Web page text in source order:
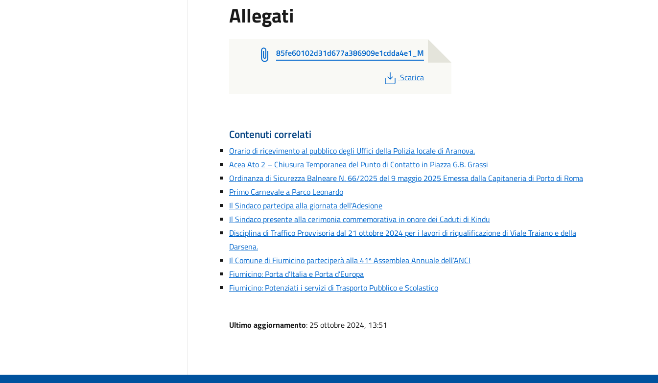
Allegati
85fe60102d31d677a386909e1cdda4e1_M
PDF
Scarica
Contenuti correlati
Orario di ricevimento al pubblico degli Uffici della Polizia locale di Aranova.
Acea Ato 2 – Chiusura Temporanea del Punto di Contatto in Piazza G.B. Grassi
Ordinanza di Sicurezza Balneare N. 66/2025 del 9 maggio 2025 Emessa dalla Capitaneria di Porto di Roma
Primo Carnevale a Parco Leonardo
Il Sindaco partecipa alla giornata dell'Adesione
Il Sindaco presente alla cerimonia commemorativa in onore dei Caduti di Kindu
Disciplina di Traffico Provvisoria dal 21 ottobre 2024 per i lavori di riqualificazione di Viale Traiano e della
Darsena.
Il Comune di Fiumicino parteciperà alla 41ª Assemblea Annuale dell’ANCI
Fiumicino: Porta d’Italia e Porta d’Europa
Fiumicino: Potenziati i servizi di Trasporto Pubblico e Scolastico
Ultimo aggiornamento: 25 ottobre 2024, 13:51